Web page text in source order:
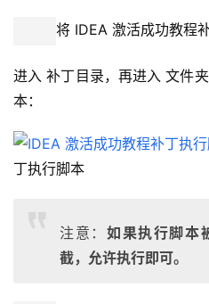
将 IDEA 激活成功教程
进入 补丁目录，再进入 文件
本：
丁执行脚本
注意： 如果执行脚本
截，允许执行即可。